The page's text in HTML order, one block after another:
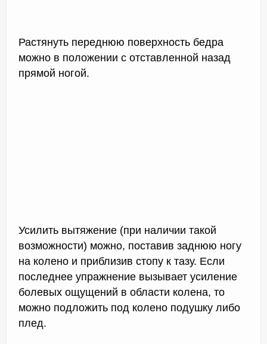
Растянуть переднюю поверхность бедра
можно в положении с отставленной назад
прямой ногой.
Усилить вытяжение (при наличии такой
возможности) можно, поставив заднюю ногу
на колено и приблизив стопу к тазу. Если
последнее упражнение вызывает усиление
болевых ощущений в области колена, то
можно подложить под колено подушку либо
плед.